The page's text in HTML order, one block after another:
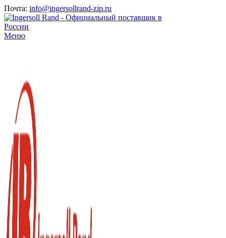
Почта: info@ingersollrand-zip.ru
Меню